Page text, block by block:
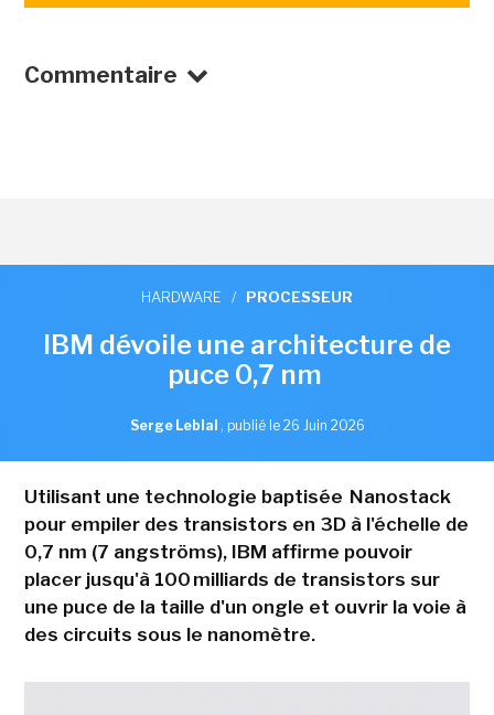
Commentaire
HARDWARE / PROCESSEUR
IBM dévoile une architecture de
puce 0,7 nm
Serge Leblal , publié le 26 Juin 2026
Utilisant une technologie baptisée Nanostack
pour empiler des transistors en 3D à l'échelle de
0,7 nm (7 angströms), IBM affirme pouvoir
placer jusqu'à 100 milliards de transistors sur
une puce de la taille d'un ongle et ouvrir la voie à
des circuits sous le nanomètre.